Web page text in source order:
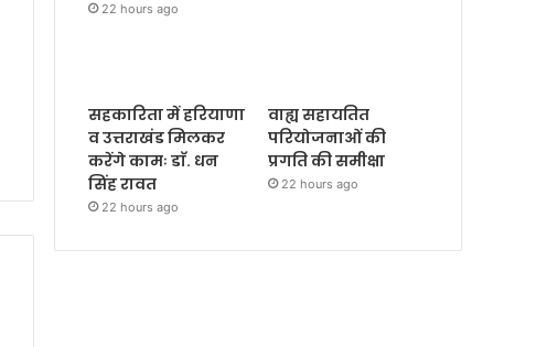
22 hours ago
सहकारिता में हरियाणा
व उत्तराखंड मिलकर
करेंगे कामः डाॅ. धन
सिंह रावत
22 hours ago
वाह्य सहायतित
परियोजनाओं की
प्रगति की समीक्षा
22 hours ago